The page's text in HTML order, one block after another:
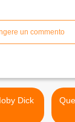
un commento
Dick